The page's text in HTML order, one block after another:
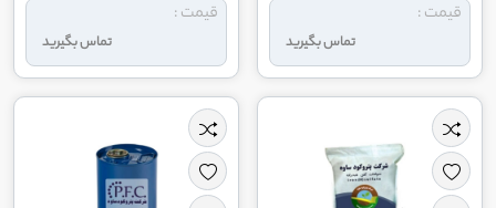
تماس بگیرید
قیمت :
تماس بگیرید
قیمت :